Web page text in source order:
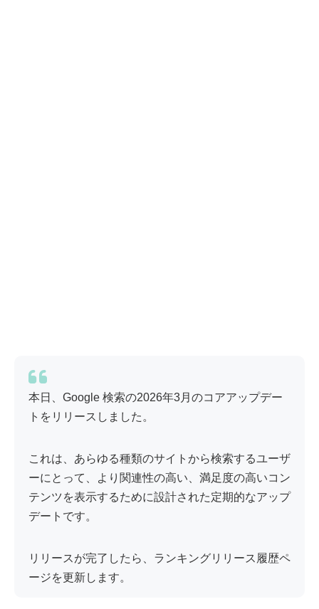
本日、Google 検索の2026年3月のコアアップデー
トをリリースしました。
これは、あらゆる種類のサイトから検索するユーザ
ーにとって、より関連性の高い、満足度の高いコン
テンツを表示するために設計された定期的なアップ
デートです。
リリースが完了したら、ランキングリリース履歴ペ
ージを更新します。